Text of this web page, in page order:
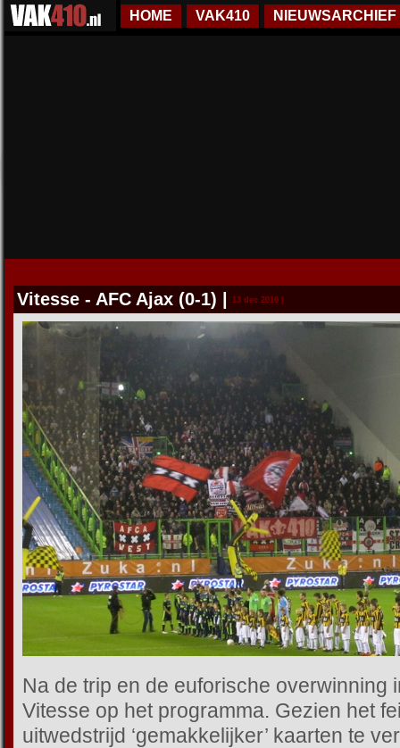
HOME VAK410 NIEUWSARCHIEF
Vitesse - AFC Ajax (0-1) 13 dec 2010 |
Na de trip en de euforische overwinning
Vitesse op het programma. Gezien het
uitwedstrijd ‘gemakkelijker’ kaarten te